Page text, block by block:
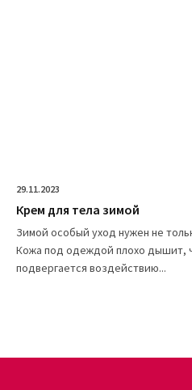
29.11.2023
Крем для тела зимой
Зимой особый уход нужен не
Кожа под одеждой плохо дышит,
подвергается воздействию...